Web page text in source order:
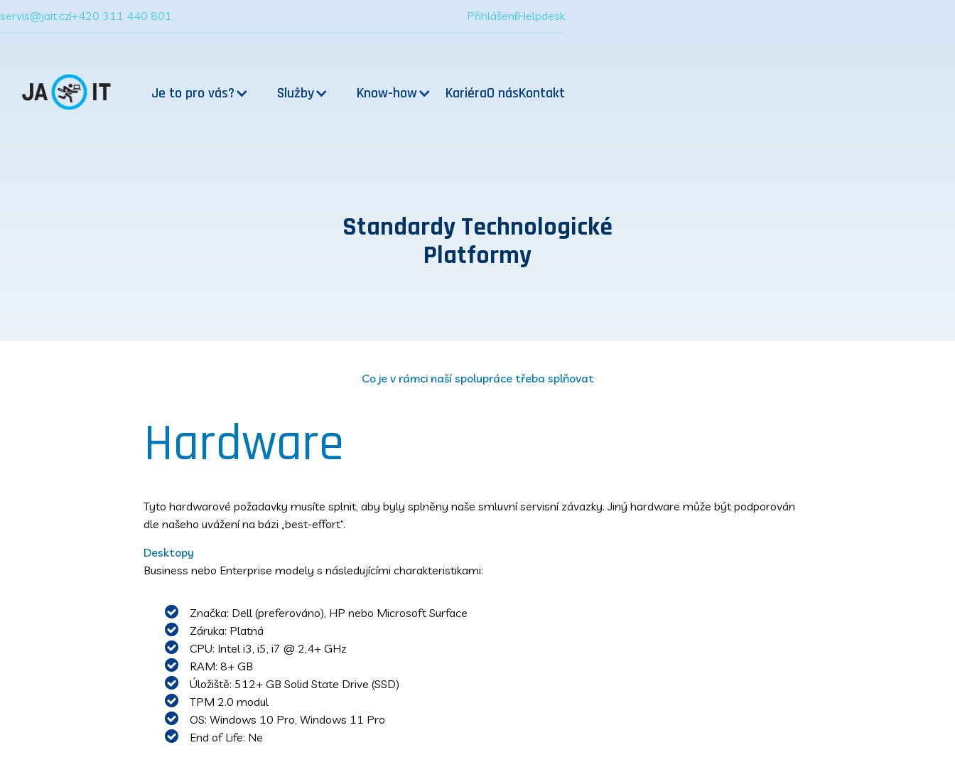
servis@jait.cz+420 311 440 801 PřihlášeníHelpdesk
Je to pro vás? Služby Know-how KariéraO násKontakt
Standardy Technologické
Platformy
Co je v rámci naší spolupráce třeba splňovat
Hardware
Tyto hardwarové požadavky musíte splnit, aby byly splněny naše smluvní servisní závazky. Jiný hardware může být podporován
dle našeho uvážení na bázi „best-effort“.
Desktopy
Business nebo Enterprise modely s následujícími charakteristikami:
Značka: Dell (preferováno), HP nebo Microsoft Surface
Záruka: Platná
CPU: Intel i3, i5, i7 @ 2,4+ GHz
RAM: 8+ GB
Úložiště: 512+ GB Solid State Drive (SSD)
TPM 2.0 modul
OS: Windows 10 Pro, Windows 11 Pro
End of Life: Ne